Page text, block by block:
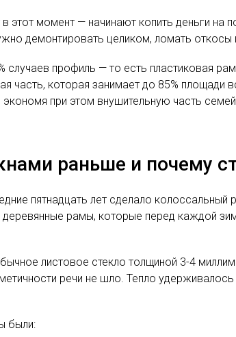
момент — начинают копить деньги на
демонтировать целиком, ломать откосы
случаев профиль — то есть пластиковая
часть, которая занимает до 85%
при этом внушительную часть
раньше и почему
пятнадцать лет сделало
рамы, которые перед каждой
листовое стекло толщиной 3-4
речи не шло. Тепло
были: